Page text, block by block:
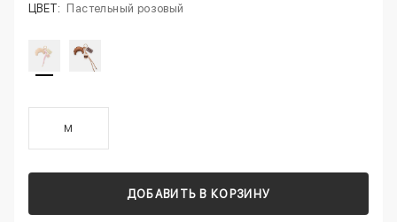
ЦВЕТ: Пастельный розовый
M
ДОБАВИТЬ В КОРЗИНУ